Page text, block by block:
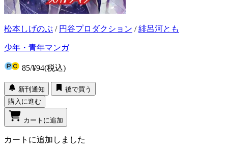
松本しげのぶ / 円谷プロダクション /緋呂河とも
少年・青年マンガ
85/¥94(税込)
新刊通知
後で買う
購入に進む
カートに追加
カートに追加しました